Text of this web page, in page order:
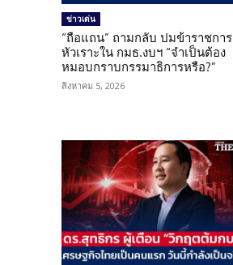
ข่าวเด่น
“ถือแถน” ถามกลับ ปมข้าราชการ
หัวเราะใน กมธ.งบฯ “จำเป็นต้อง
หมอบกราบกรรมาธิการหรือ?”
สิงหาคม 5, 2026